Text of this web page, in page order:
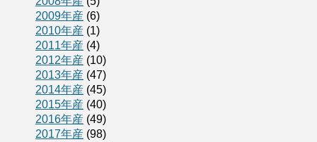
2009年産 (6)
2010年産 (1)
2011年産 (4)
2012年産 (10)
2013年産 (47)
2014年産 (45)
2015年産 (40)
2016年産 (49)
2017年産 (98)